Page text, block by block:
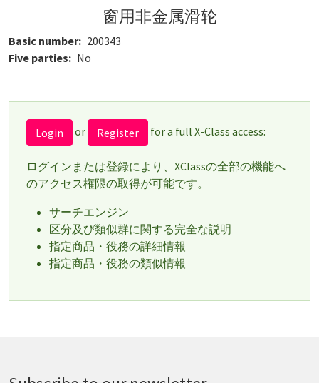
窗用非金属滑轮
Basic number
200343
Five parties
No
Login or Register for a full X-Class access:
ログインまたは登録により、XClassの全部の機能へ
のアクセス権限の取得が可能です。
サーチエンジン
区分及び類似群に関する完全な説明
指定商品・役務の詳細情報
指定商品・役務の類似情報